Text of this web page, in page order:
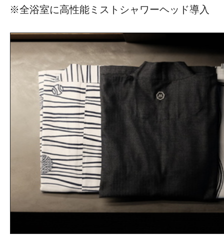
※全浴室に高性能ミストシャワーヘッド導入